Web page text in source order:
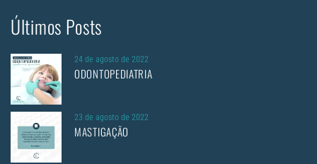
Últimos Posts
24 de agosto de 2022
ODONTOPEDIATRIA
23 de agosto de 2022
MASTIGAÇÃO